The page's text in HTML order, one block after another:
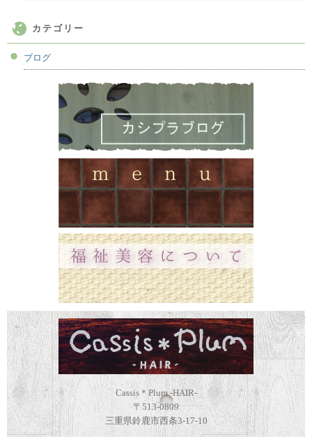
カテゴリー
ブログ
Cassis＊Plum -HAIR-
〒513-0809
三重県鈴鹿市西条3-17-10